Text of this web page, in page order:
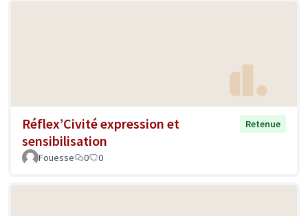
Réflex’Civité expression et
sensibilisation
Retenue
Fouesse 0 0